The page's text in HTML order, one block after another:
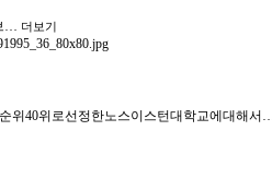
… 더보기
위40위로선정한노스이스턴대학교에대해서…